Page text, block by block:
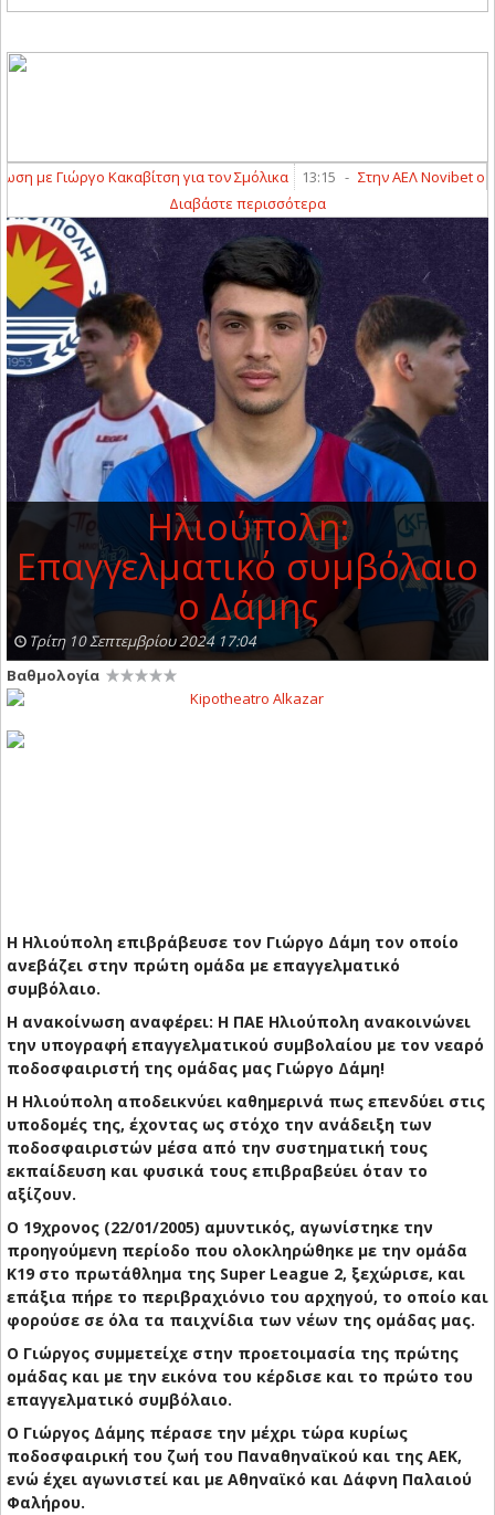
Γιώργο Κακαβίτση για τον Σμόλικα 13:15 - Στην ΑΕΛ Novibet ο
Διαβάστε περισσότερα
Ηλιούπολη:
Επαγγελματικό συμβόλαιο
ο Δάμης
Τρίτη 10 Σεπτεμβρίου 2024 17:04
Βαθμολογία
Η Ηλιούπολη επιβράβευσε τον Γιώργο Δάμη τον οποίο
ανεβάζει στην πρώτη ομάδα με επαγγελματικό
συμβόλαιο.
Η ανακοίνωση αναφέρει: Η ΠΑΕ Ηλιούπολη ανακοινώνει
την υπογραφή επαγγελματικού συμβολαίου με τον νεαρό
ποδοσφαιριστή της ομάδας μας Γιώργο Δάμη!
Η Ηλιούπολη αποδεικνύει καθημερινά πως επενδύει στις
υποδομές της, έχοντας ως στόχο την ανάδειξη των
ποδοσφαιριστών μέσα από την συστηματική τους
εκπαίδευση και φυσικά τους επιβραβεύει όταν το
αξίζουν.
Ο 19χρονος (22/01/2005) αμυντικός, αγωνίστηκε την
προηγούμενη περίοδο που ολοκληρώθηκε με την ομάδα
Κ19 στο πρωτάθλημα της Super League 2, ξεχώρισε, και
επάξια πήρε το περιβραχιόνιο του αρχηγού, το οποίο και
φορούσε σε όλα τα παιχνίδια των νέων της ομάδας μας.
Ο Γιώργος συμμετείχε στην προετοιμασία της πρώτης
ομάδας και με την εικόνα του κέρδισε και το πρώτο του
επαγγελματικό συμβόλαιο.
Ο Γιώργος Δάμης πέρασε την μέχρι τώρα κυρίως
ποδοσφαιρική του ζωή του Παναθηναϊκού και της ΑΕΚ,
ενώ έχει αγωνιστεί και με Αθηναϊκό και Δάφνη Παλαιού
Φαλήρου.